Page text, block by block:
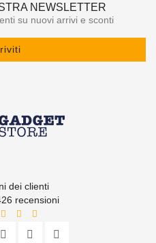
NEWSLETTER
su nuovi arrivi e sconti
dei clienti
recensioni